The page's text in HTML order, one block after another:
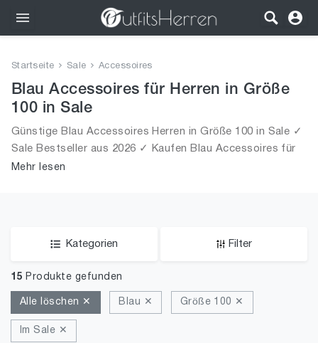
Bekleidung
Schuhe
Startseite Sale Accessoires
Blau Accessoires für Herren in Größe
100 in Sale
Günstige Blau Accessoires Herren in Größe 100 in Sale ✓
Sale Bestseller aus 2026 ✓ Kaufen Blau Accessoires für
Männer in Größe 100 in Sale!
Mehr lesen
Kategorien Filter
15 Produkte gefunden
Alle löschen ✕ Blau ✕ Größe 100 ✕
Im Sale ✕